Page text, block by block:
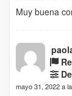
Muy buena
mayo 31, 2022 a